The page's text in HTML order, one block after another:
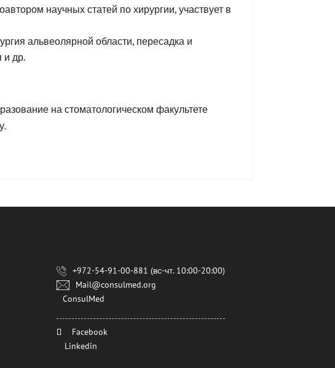
научных статей по хирургии, участвует в
альвеолярной области, пересадка и
и др.
на стоматологическом факультете
+972-54-91-00-881 (вс-чт. 10:00-20:00)
Mail@consulmed.org
ConsulMed
Facebook
Linkedin